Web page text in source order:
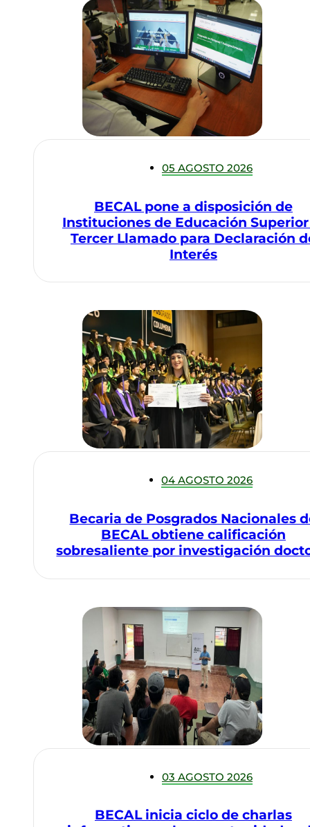
05 AGOSTO 2026
BECAL pone a disposición de
Instituciones de Educación
Tercer Llamado para Declaración
Interés
04 AGOSTO 2026
Becaria de Posgrados Nacionales
BECAL obtiene calificación
sobresaliente por investigación
03 AGOSTO 2026
BECAL inicia ciclo de charlas